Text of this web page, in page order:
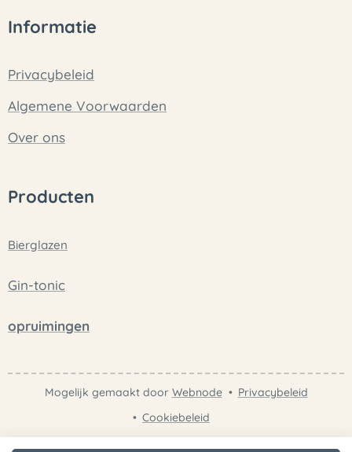
Informatie
Privacybeleid
Algemene Voorwaarden
Over ons
Producten
Bierglazen
Gin-tonic
opruimingen
Mogelijk gemaakt door Webnode
Privacybeleid
Cookiebeleid